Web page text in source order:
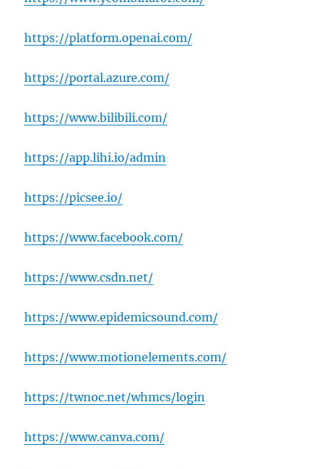
https://platform.openai.com/
https://portal.azure.com/
https://www.bilibili.com/
https://app.lihi.io/admin
https://picsee.io/
https://www.facebook.com/
https://www.csdn.net/
https://www.epidemicsound.com/
https://www.motionelements.com/
https://twnoc.net/whmcs/login
https://www.canva.com/